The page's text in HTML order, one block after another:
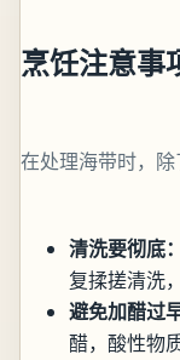
烹饪注意事
在处理海带时，除
清洗要彻底：
复揉搓清洗
避免加醋过早
醋，酸性物